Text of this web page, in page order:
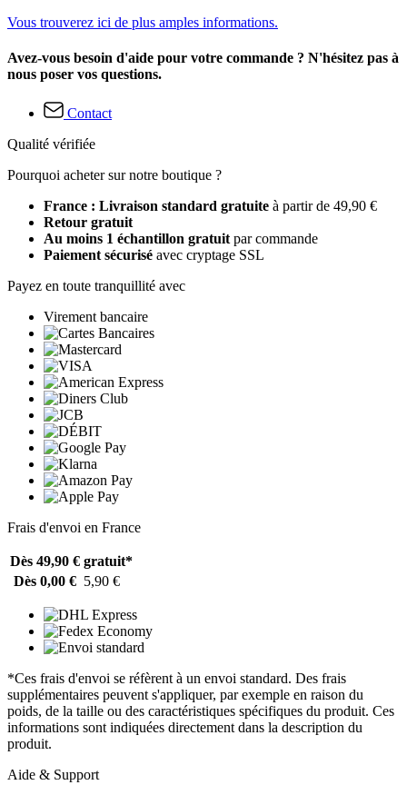
Vous trouverez ici de plus amples informations.
Avez-vous besoin d'aide pour votre commande ? N'hésitez pas à
nous poser vos questions.
Contact
Qualité vérifiée
Pourquoi acheter sur notre boutique ?
France : Livraison standard gratuite à partir de 49,90 €
Retour gratuit
Au moins 1 échantillon gratuit par commande
Paiement sécurisé avec cryptage SSL
Payez en toute tranquillité avec
Virement bancaire
Frais d'envoi en France
Dès 49,90 € gratuit*
Dès 0,00 € 5,90 €
*Ces frais d'envoi se réfèrent à un envoi standard. Des frais
supplémentaires peuvent s'appliquer, par exemple en raison du
poids, de la taille ou des caractéristiques spécifiques du produit. Ces
informations sont indiquées directement dans la description du
produit.
Aide & Support